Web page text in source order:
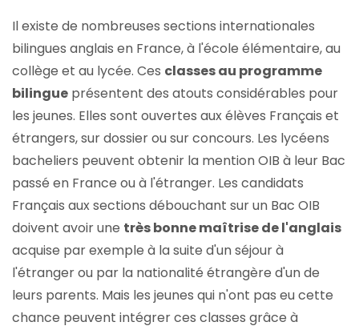
Il existe de nombreuses sections internationales
bilingues anglais en France, à l'école élémentaire, au
collège et au lycée. Ces classes au programme
bilingue présentent des atouts considérables pour
les jeunes. Elles sont ouvertes aux élèves Français et
étrangers, sur dossier ou sur concours. Les lycéens
bacheliers peuvent obtenir la mention OIB à leur Bac
passé en France ou à l'étranger. Les candidats
Français aux sections débouchant sur un Bac OIB
doivent avoir une très bonne maîtrise de l'anglais
acquise par exemple à la suite d'un séjour à
l'étranger ou par la nationalité étrangère d'un de
leurs parents. Mais les jeunes qui n'ont pas eu cette
chance peuvent intégrer ces classes grâce à